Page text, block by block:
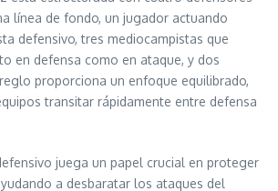
línea de fondo, un jugador actuando
defensivo, tres mediocampistas que
en defensa como en ataque, y dos
proporciona un enfoque equilibrado,
transitar rápidamente entre defensa
juega un papel crucial en proteger
a desbaratar los ataques del